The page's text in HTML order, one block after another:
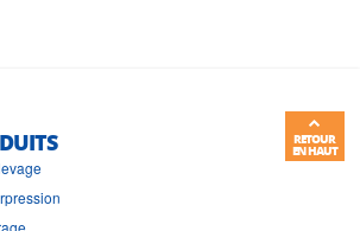
RETOUR
EN HAUT